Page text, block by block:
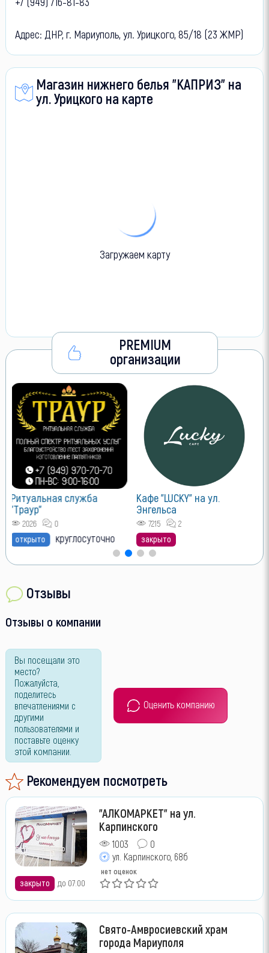
Адрес: ДНР, г. Мариуполь, ул. Урицкого, 85/18 (23 ЖМР)
Магазин нижнего белья "КАПРИЗ" на
ул. Урицкого на карте
Загружаем карту
PREMIUM
организации
Ритуальная служба
"Траур"
2026
0
открыто
круглосуточно
Кафе "LUCKY" на ул.
Энгельса
7215
2
закрыто
Отзывы
Отзывы о компании
Вы посещали это
место?
Пожалуйста,
поделитесь
впечатлениями с
другими
пользователями и
поставьте оценку
этой компании.
Оценить компанию
Рекомендуем посмотреть
закрыто до 07:00
"АЛКОМАРКЕТ" на ул.
Карпинского
1003
0
ул. Карпинского, 68б
нет оценок
Свято-Амвросиевский храм
города Мариуполя